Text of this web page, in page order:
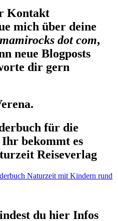
Kontakt
mich über deine
dot com,
neue Blogposts
dir gern
für die
bekommt es
Reiseverlag
du hier Infos